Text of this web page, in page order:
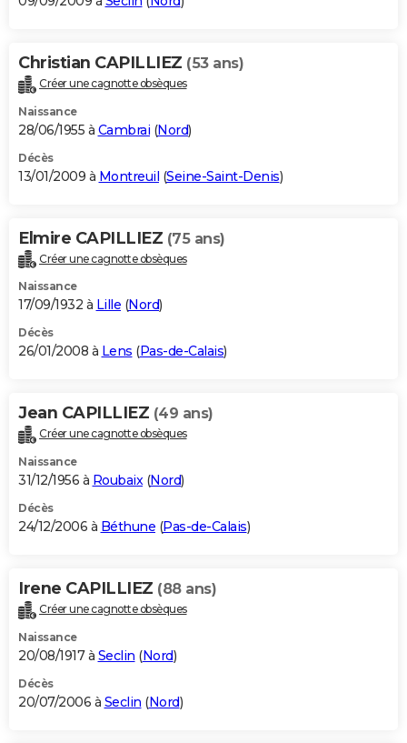
Christian CAPILLIEZ (53 ans)
Créer une cagnotte obsèques
Naissance
28/06/1955 à Cambrai (Nord)
Décès
13/01/2009 à Montreuil (Seine-Saint-Denis)
Elmire CAPILLIEZ (75 ans)
Créer une cagnotte obsèques
Naissance
17/09/1932 à Lille (Nord)
Décès
26/01/2008 à Lens (Pas-de-Calais)
Jean CAPILLIEZ (49 ans)
Créer une cagnotte obsèques
Naissance
31/12/1956 à Roubaix(Nord)
Décès
24/12/2006 à Béthune (Pas-de-Calais)
Irene CAPILLIEZ (88 ans)
Créer une cagnotte obsèques
Naissance
20/08/1917 à Seclin (Nord)
Décès
20/07/2006 à Seclin (Nord)